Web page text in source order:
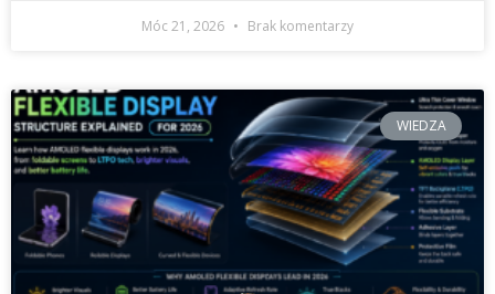
Móc 21, 2026 Brak komentarzy
WIEDZA